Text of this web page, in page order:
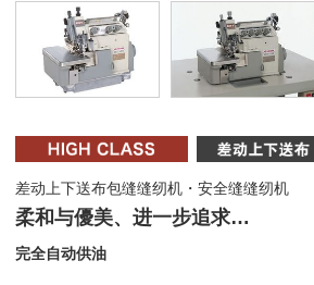
差动上下送布包缝缝纫机・安全缝缝纫机
柔和与優美、进一步追求…
完全自动供油